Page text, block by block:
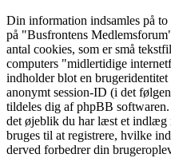
Din information indsamles på
på "Busfrontens
antal cookies, som er små
computers "midlertidige
indholder blot en
anonymt session-ID (i det
tildeles dig af phpBB
det øjeblik du har læst et
bruges til at registrere, hvilke
derved forbedrer din